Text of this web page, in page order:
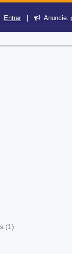
Entrar| Anuncie:
(1)